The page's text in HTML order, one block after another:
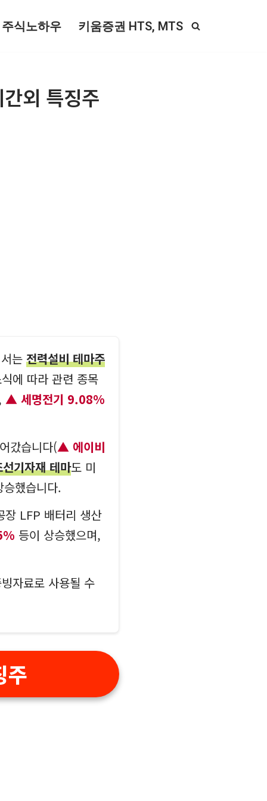
주식노하우 키움증권 HTS, MTS
외 특징주
서는전력설비 테마주
에 따라 관련 종목
세명전기 9.08%
갔습니다(
에이비
선기자재 테마도 미
했습니다.
장 LFP 배터리 생산
등이 상승했으며,
자료로 사용될 수
주